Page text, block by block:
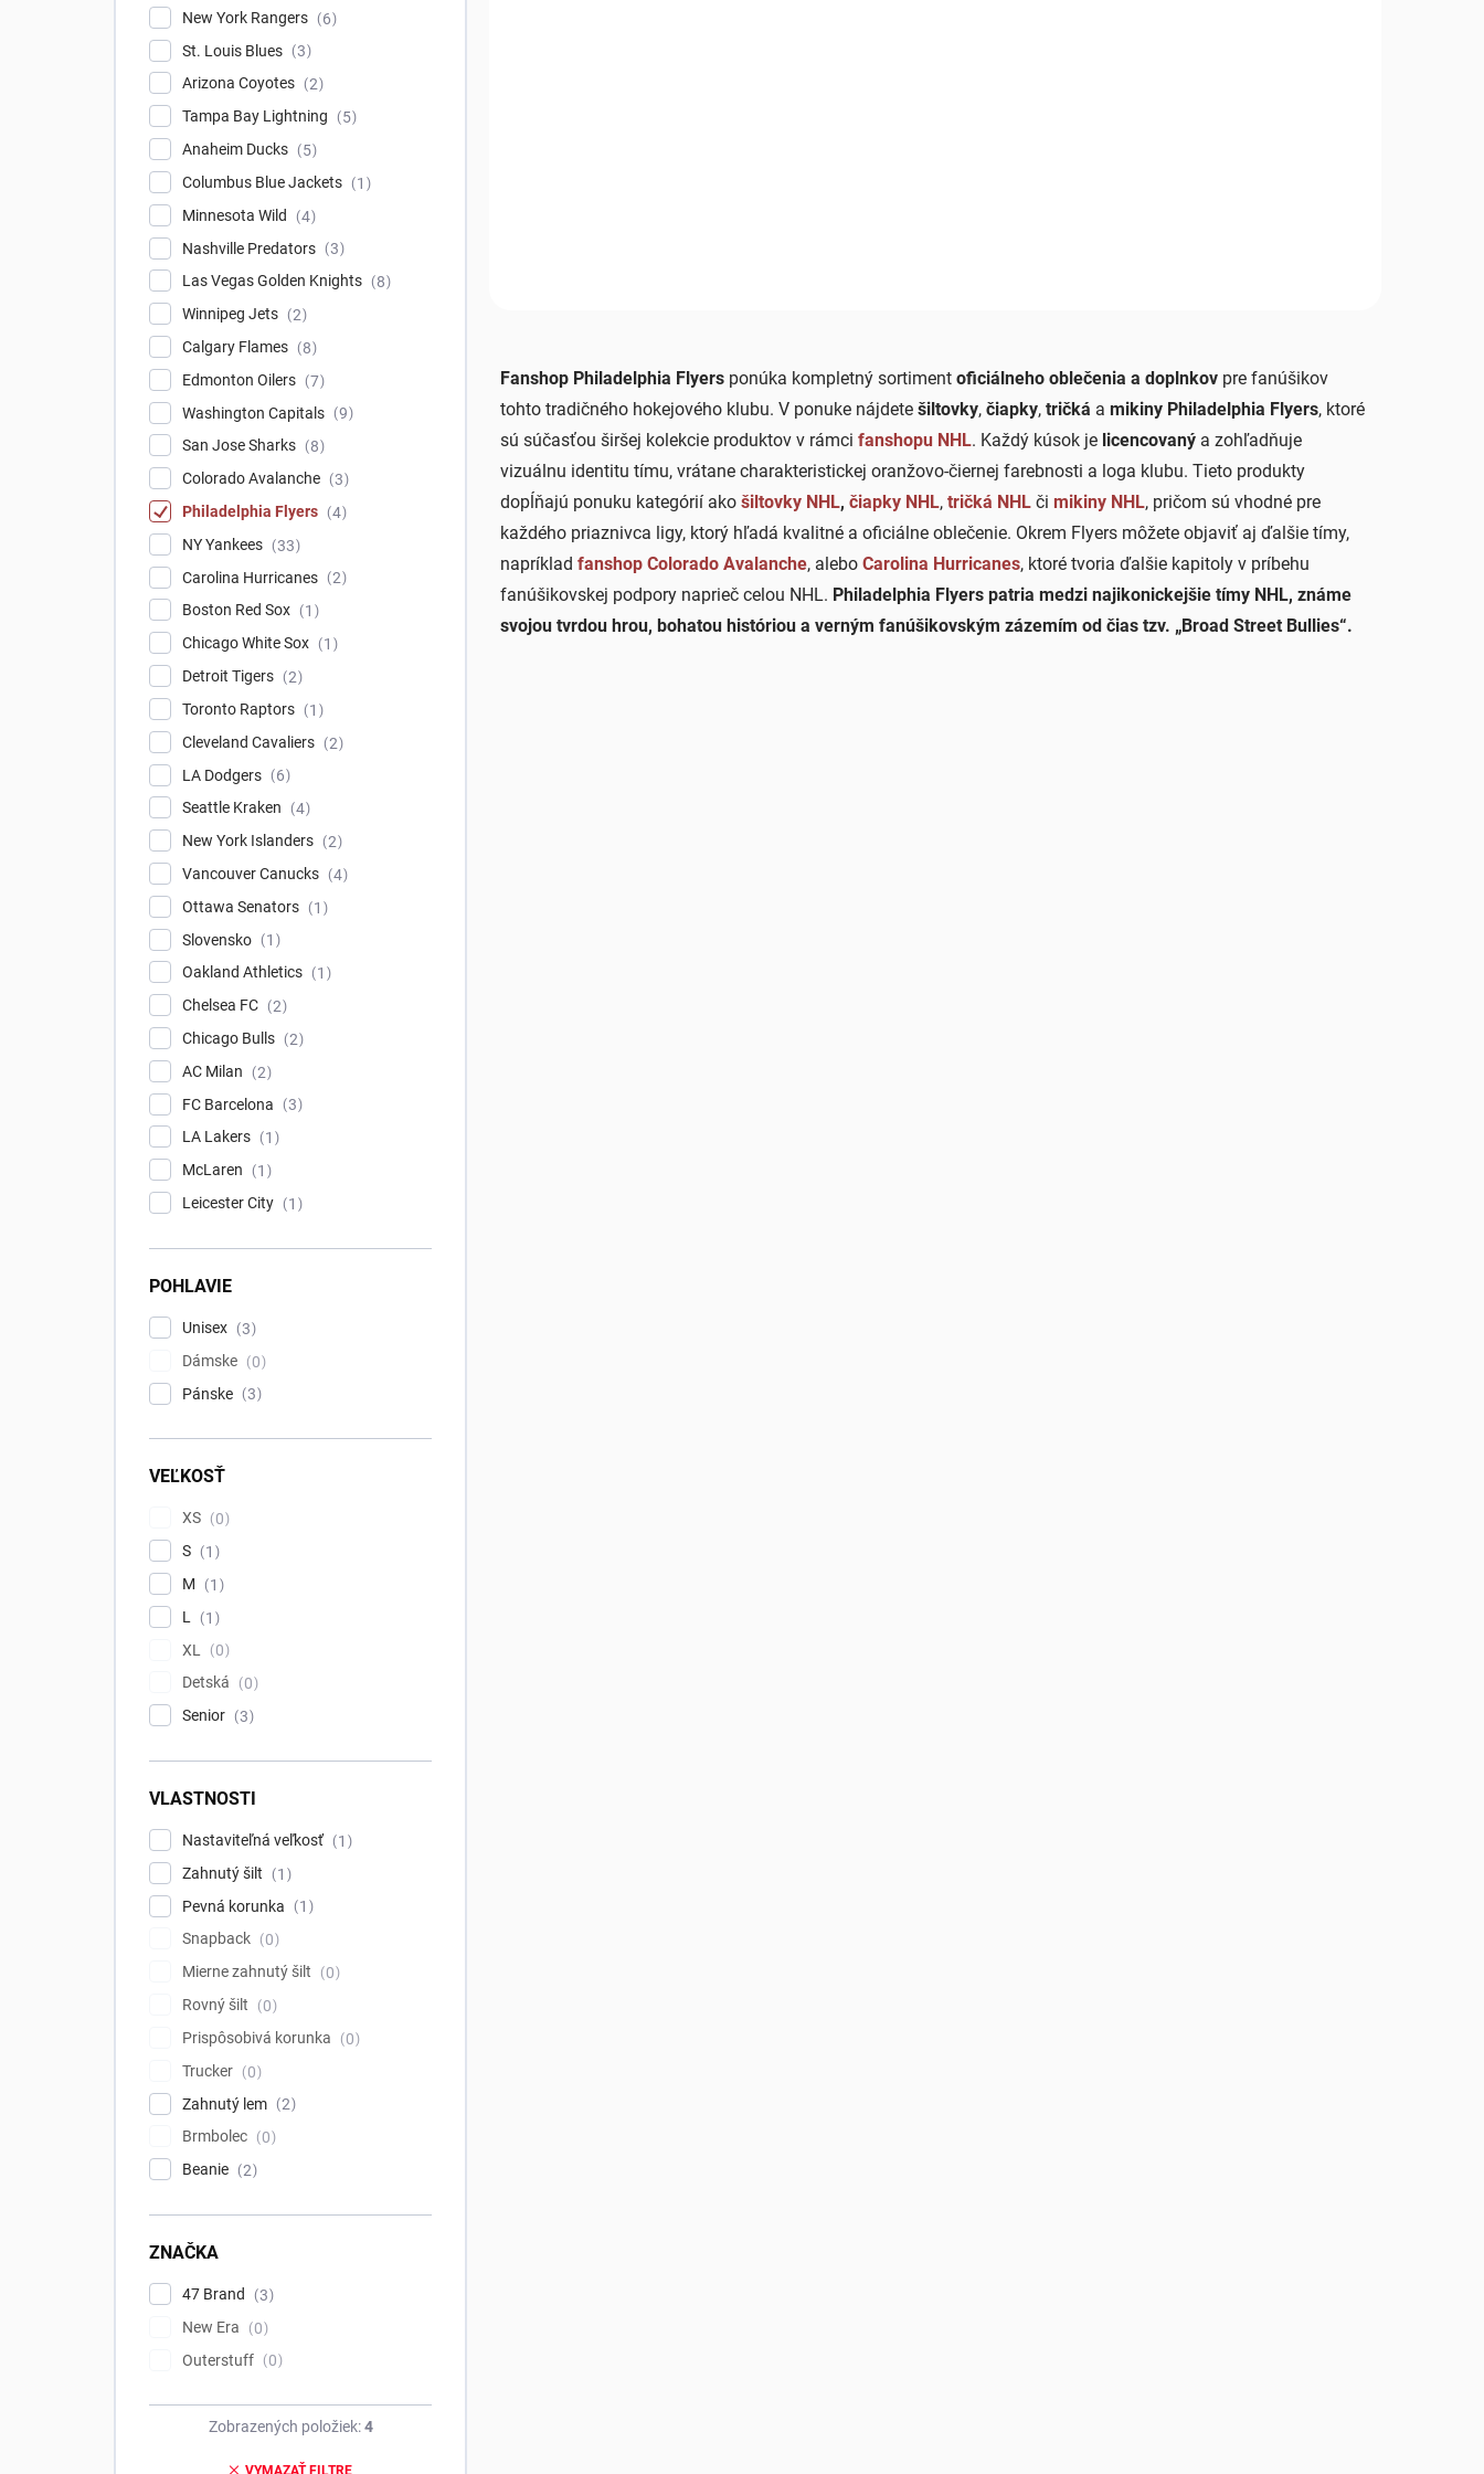
New York Rangers
6
St. Louis Blues
3
Arizona Coyotes
2
Tampa Bay Lightning
5
Anaheim Ducks
5
Columbus Blue Jackets
1
Minnesota Wild
4
Nashville Predators
3
Las Vegas Golden Knights
8
Winnipeg Jets
2
Calgary Flames
8
Edmonton Oilers
7
Washington Capitals
9
San Jose Sharks
8
Colorado Avalanche
3
Philadelphia Flyers
4
NY Yankees
33
Carolina Hurricanes
2
Boston Red Sox
1
Chicago White Sox
1
Detroit Tigers
2
Toronto Raptors
1
Cleveland Cavaliers
2
LA Dodgers
6
Seattle Kraken
4
New York Islanders
2
Vancouver Canucks
4
Ottawa Senators
1
Slovensko
1
Oakland Athletics
1
Chelsea FC
2
Chicago Bulls
2
AC Milan
2
FC Barcelona
3
LA Lakers
1
McLaren
1
Leicester City
1
POHLAVIE
Unisex
3
Dámske
0
Pánske
3
VEĽKOSŤ
XS
0
S
1
M
1
L
1
XL
0
Detská
0
Senior
3
VLASTNOSTI
Nastaviteľná veľkosť
1
Zahnutý šilt
1
Pevná korunka
1
Snapback
0
Mierne zahnutý šilt
0
Rovný šilt
0
Prispôsobivá korunka
0
Trucker
0
Zahnutý lem
2
Brmbolec
0
Beanie
2
ZNAČKA
47 Brand
3
New Era
0
Outerstuff
0
Zobrazených položiek:4
l
á
a
c
e
p
v
k
v
Fanshop Philadelphia Flyers ponúka kompletný sortiment oficiálneho oblečenia a doplnkov pre fanúšikov
tohto tradičného hokejového klubu. V ponuke nájdete šiltovky, čiapky, tričká a mikiny Philadelphia Flyers, ktoré
sú súčasťou širšej kolekcie produktov v rámci fanshopu NHL. Každý kúsok je licencovaný a zohľadňuje
vizuálnu identitu tímu, vrátane charakteristickej oranžovo-čiernej farebnosti a loga klubu. Tieto produkty
dopĺňajú ponuku kategórií ako šiltovky NHL, čiapky NHL, tričká NHL či mikiny NHL, pričom sú vhodné pre
každého priaznivca ligy, ktorý hľadá kvalitné a oficiálne oblečenie. Okrem Flyers môžete objaviť aj ďalšie tímy,
napríklad fanshop Colorado Avalanche, alebo Carolina Hurricanes, ktoré tvoria ďalšie kapitoly v príbehu
fanúšikovskej podpory naprieč celou NHL. Philadelphia Flyers patria medzi najikonickejšie tímy NHL, známe
svojou tvrdou hrou, bohatou históriou a verným fanúšikovským zázemím od čias tzv. „Broad Street Bullies“.